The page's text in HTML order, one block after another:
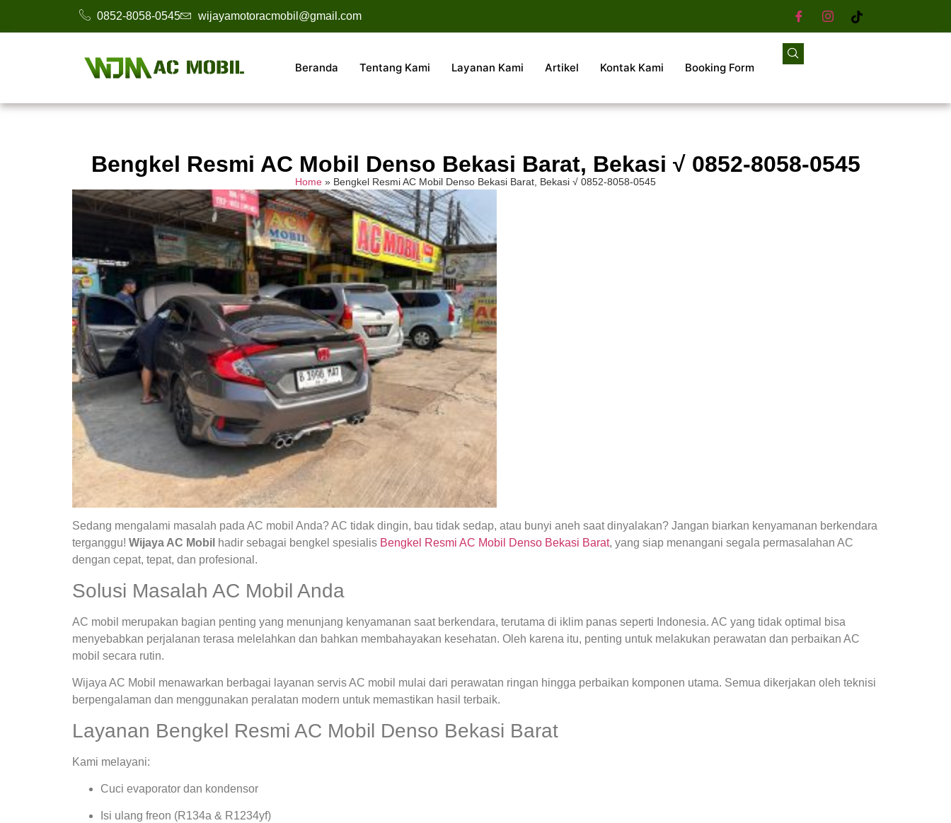
0852-8058-0545 wijayamotoracmobil@gmail.com
Beranda Tentang Kami Layanan Kami Artikel Kontak Kami Booking Form
Bengkel Resmi AC Mobil Denso Bekasi Barat, Bekasi √ 0852-8058-0545
Home » Bengkel Resmi AC Mobil Denso Bekasi Barat, Bekasi √ 0852-8058-0545
Sedang mengalami masalah pada AC mobil Anda? AC tidak dingin, bau tidak sedap, atau bunyi aneh saat dinyalakan? Jangan biarkan kenyamanan berkendara
terganggu! Wijaya AC Mobil hadir sebagai bengkel spesialis Bengkel Resmi AC Mobil Denso Bekasi Barat, yang siap menangani segala permasalahan AC
dengan cepat, tepat, dan profesional.
Solusi Masalah AC Mobil Anda
AC mobil merupakan bagian penting yang menunjang kenyamanan saat berkendara, terutama di iklim panas seperti Indonesia. AC yang tidak optimal bisa
menyebabkan perjalanan terasa melelahkan dan bahkan membahayakan kesehatan. Oleh karena itu, penting untuk melakukan perawatan dan perbaikan AC
mobil secara rutin.
Wijaya AC Mobil menawarkan berbagai layanan servis AC mobil mulai dari perawatan ringan hingga perbaikan komponen utama. Semua dikerjakan oleh teknisi
berpengalaman dan menggunakan peralatan modern untuk memastikan hasil terbaik.
Layanan Bengkel Resmi AC Mobil Denso Bekasi Barat
Kami melayani:
Cuci evaporator dan kondensor
Isi ulang freon (R134a & R1234yf)